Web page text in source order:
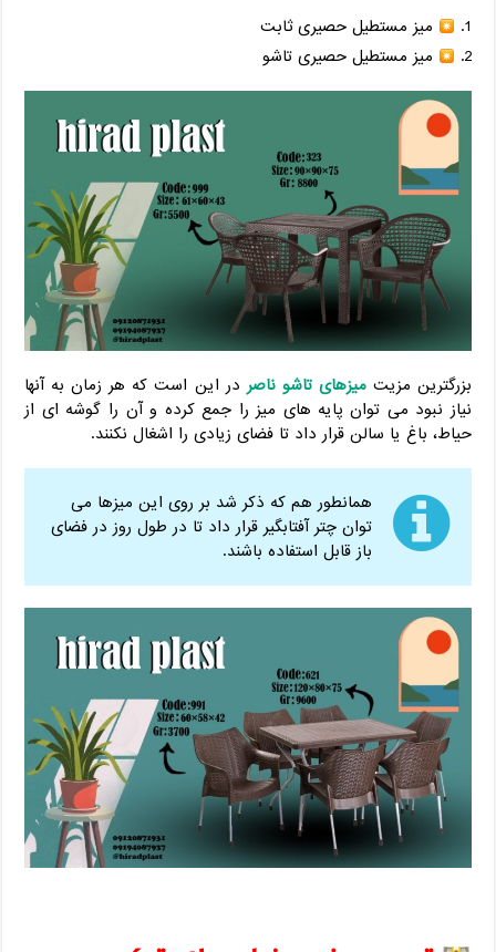
میز مستطیل حصیری ثابت
میز مستطیل حصیری تاشو
بزرگترین مزیتمیزهای تاشو ناصر در این است که هر زمان به آنها
نیاز نبود می توان پایه های میز را جمع کرده و آن را گوشه ای از
حیاط، باغ یا سالن قرار داد تا فضای زیادی را اشغال نکنند.
همانطور هم که ذکر شد بر روی این میزها می
توان چتر آفتابگیر قرار داد تا در طول روز در فضای
باز قابل استفاده باشند.